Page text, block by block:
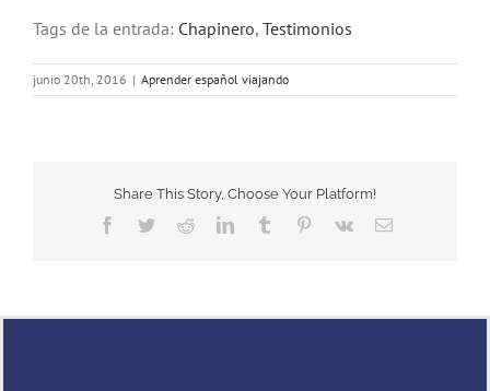
Tags de la entrada: Chapinero, Testimonios
junio 20th, 2016 | Aprender español viajando
Share This Story, Choose Your Platform!
Facebook
TwitterRedditLinkedInTumblr Pinterest
Vk Email